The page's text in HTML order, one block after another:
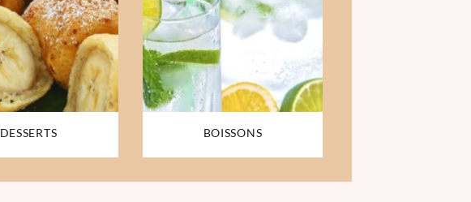
DESSERTS BOISSONS